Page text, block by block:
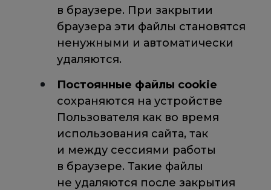
в браузере. При закрытии
браузера эти файлы становятся
ненужными и автоматически
удаляются.
Постоянные файлы cookie
сохраняются на устройстве
Пользователя как во время
использования сайта, так
и между сессиями работы
в браузере. Такие файлы
не удаляются после закрытия